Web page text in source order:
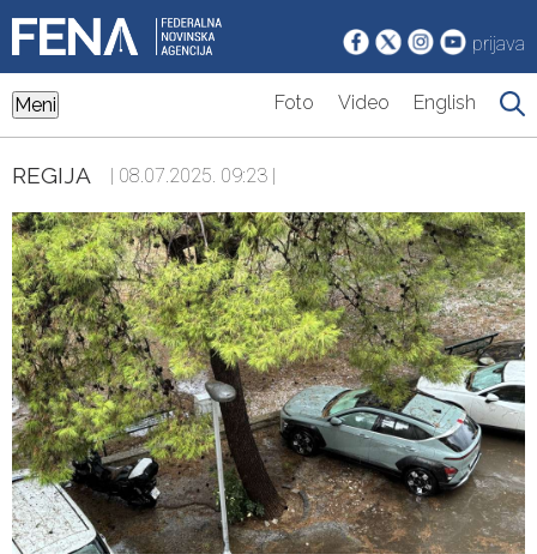
prijava
Meni Foto Video English
REGIJA | 08.07.2025. 09:23 |